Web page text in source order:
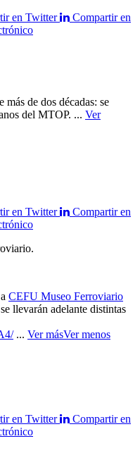
en Twitter
Compartir en
de dos décadas: se
del MTOP. ... Ver
en Twitter
Compartir en
CEFU Museo Ferroviario
llevarán adelante distintas
... Ver másVer menos
en Twitter
Compartir en